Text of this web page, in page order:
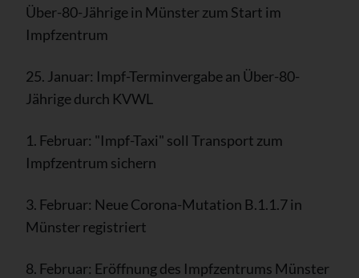
Über-80-Jährige in Münster zum Start im
Impfzentrum
25. Januar: Impf-Terminvergabe an Über-80-
Jährige durch KVWL
1. Februar: "Impf-Taxi" soll Transport zum
Impfzentrum sichern
3. Februar: Neue Corona-Mutation B.1.1.7 in
Münster registriert
8. Februar: Eröffnung des Impfzentrums Münster